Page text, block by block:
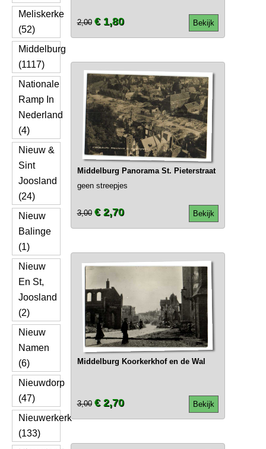
Meliskerke
(52)
Middelburg
(1117)
Nationale
Ramp In
Nederland
(4)
Nieuw &
Sint
Joosland
(24)
Nieuw
Balinge
(1)
Nieuw
En St,
Joosland
(2)
Nieuw
Namen
(6)
Nieuwdorp
(47)
Nieuwerkerk
(133)
Bekijk
2,00 € 1,80
Middelburg Panorama St. Pieterstraat
geen streepjes
Bekijk
3,00 € 2,70
Middelburg Koorkerkhof en de Wal
Bekijk
3,00 € 2,70